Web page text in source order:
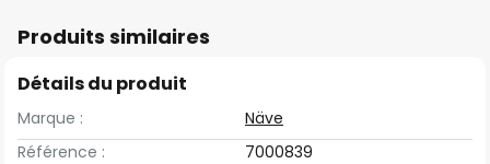
Produits similaires
Détails du produit
Marque :
Näve
Référence :
7000839